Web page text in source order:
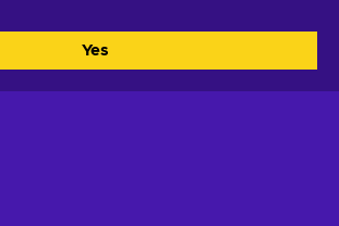
Raccolte
Yes